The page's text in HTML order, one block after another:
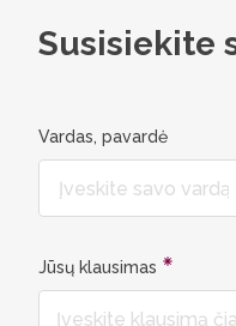
Susisiekite
Vardas, pavardė
Jūsų klausimas